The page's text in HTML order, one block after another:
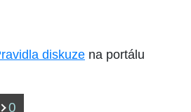
diskuze na portálu
0